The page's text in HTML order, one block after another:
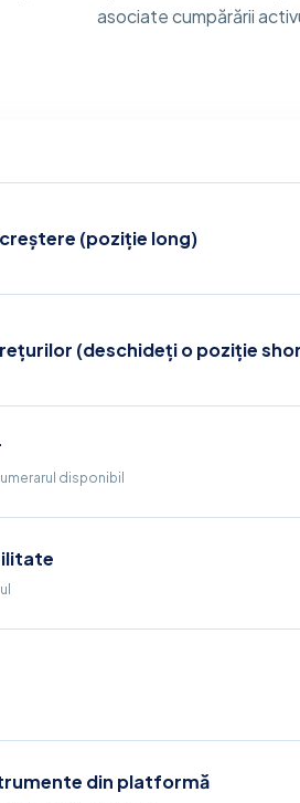
asociate cumpărării
(poziție long)
(deschideți o poziție
disponibil
din platformă